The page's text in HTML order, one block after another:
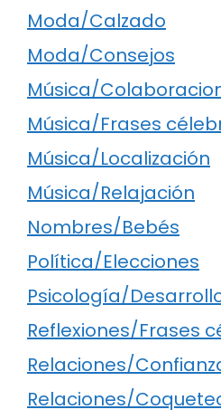
Moda/Calzado
Moda/Consejos
Música/
Música/Frases
Música/Localización
Música/Relajación
Nombres/Bebés
Política/Elecciones
Psicología/
Reflexiones/Frases
Relaciones/
Relaciones/